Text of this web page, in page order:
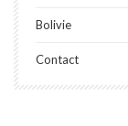
Bolivie
Contact